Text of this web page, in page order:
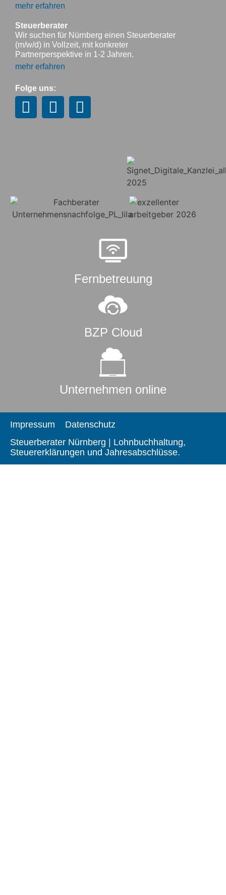
mehr erfahren
Steuerberater
Wir suchen für Nürnberg einen Steuerberater
(m/w/d) in Vollzeit, mit konkreter
Partnerperspektive in 1-2 Jahren.
mehr erfahren
Folge uns:
Fernbetreuung
BZP Cloud
Unternehmen online
Impressum
Datenschutz
Steuerberater Nürnberg | Lohnbuchhaltung,
Steuererklärungen und Jahresabschlüsse.